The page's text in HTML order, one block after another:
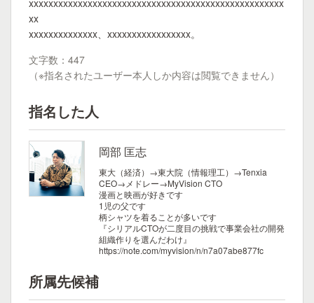
xxxxxxxxxxxxxxxxxxxxxxxxxxxxxxxxxxxxxxxxxxxxxxxxxxxx
xx
xxxxxxxxxxxxxx、xxxxxxxxxxxxxxxxx。
文字数：447
（※指名されたユーザー本人しか内容は閲覧できません）
指名した人
岡部 匡志
東大（経済）→東大院（情報理工）→Tenxia
CEO→メドレー→MyVision CTO
漫画と映画が好きです
1児の父です
柄シャツを着ることが多いです
『シリアルCTOが二度目の挑戦で事業会社の開発
組織作りを選んだわけ』
https://note.com/myvision/n/n7a07abe877fc
所属先候補